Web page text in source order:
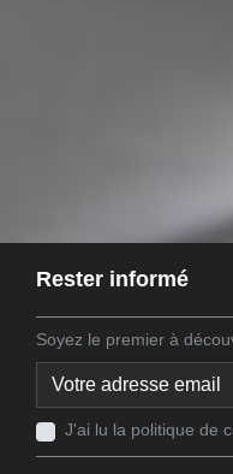
Rester informé
Soyez le premier à
J'ai lu la politique de